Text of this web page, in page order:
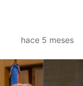
hace 5 meses